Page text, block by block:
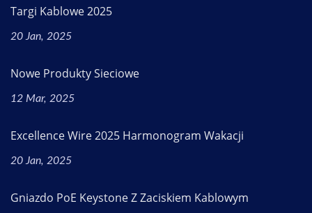
Targi Kablowe 2025
20 Jan, 2025
Nowe Produkty Sieciowe
12 Mar, 2025
Excellence Wire 2025 Harmonogram Wakacji
20 Jan, 2025
Gniazdo PoE Keystone Z Zaciskiem Kablowym